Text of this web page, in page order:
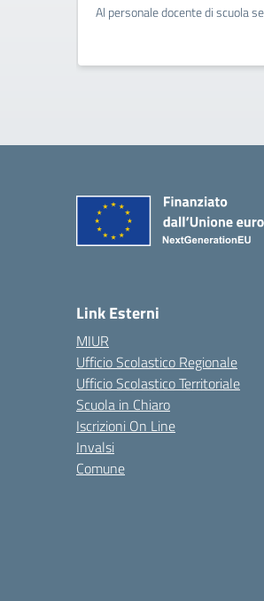
Al personale docente di scuola
Link Esterni
MIUR
Ufficio Scolastico Regionale
Ufficio Scolastico Territoriale
Scuola in Chiaro
Iscrizioni On Line
Invalsi
Comune